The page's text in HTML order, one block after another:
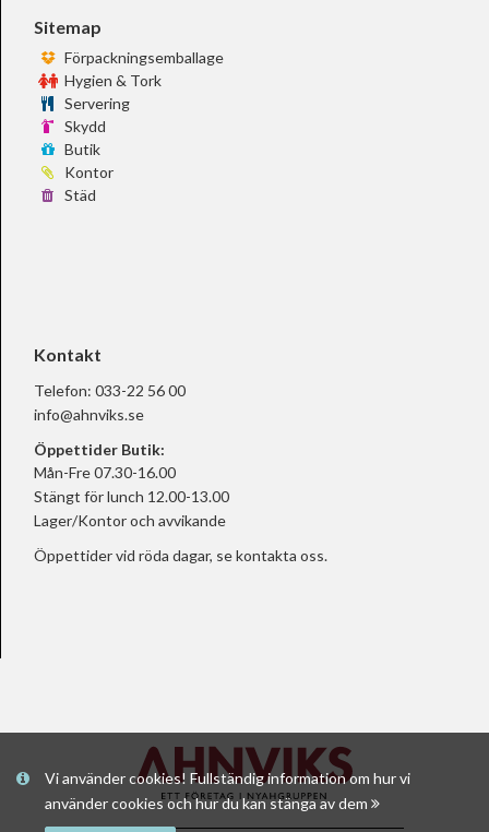
Vi använder cookies! Fullständig information om hur vi
använder cookies och hur du kan stänga av dem
Sitemap
Förpackningsemballage
Hygien & Tork
Servering
Skydd
Butik
Kontor
Städ
Kontakt
Telefon: 033-22 56 00
info@ahnviks.se
Öppettider Butik:
Mån-Fre 07.30-16.00
Stängt för lunch 12.00-13.00
Lager/Kontor och avvikande
Öppettider vid röda dagar, sekontakta oss.